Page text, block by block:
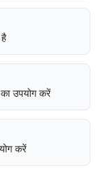
उपयोग करें
करें